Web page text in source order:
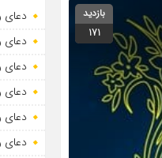
بازدید
171
دعای
دعای
دعای
دعای
دعای
دعای